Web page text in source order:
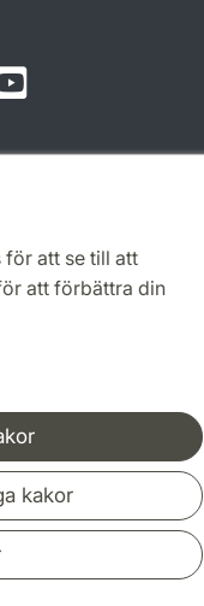
för att se till att
att förbättra din
kakor